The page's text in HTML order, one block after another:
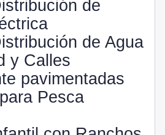
de
de Agua
y Calles
pavimentadas
Pesca